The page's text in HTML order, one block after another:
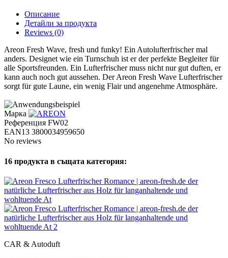
Описание
Детайли за продукта
Reviews (0)
Areon Fresh Wave, fresh und funky! Ein Autolufterfrischer mal
anders. Designet wie ein Turnschuh ist er der perfekte Begleiter für
alle Sportsfreunden. Ein Lufterfrischer muss nicht nur gut duften, er
kann auch noch gut aussehen. Der Areon Fresh Wave Lufterfrischer
sorgt für gute Laune, ein wenig Flair und angenehme Atmosphäre.
Марка
Референция FW02
EAN13 3800034959650
No reviews
16 продукта в същата категория:
CAR & Autoduft